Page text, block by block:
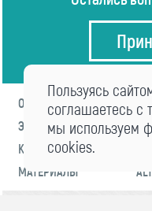
О ФОРУМЕ
ЭКСПЕРТЫ
КОНТАКТЫ
МАТЕРИАЛЫ
Пользуясь
соглашаетесь с
мы используем
cookies.